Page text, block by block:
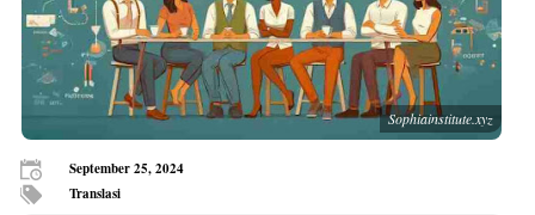
George Edward Moore
Kebebasan Sebagai Jembatan Transendensi: Menyelami
Filsafat Eksistensial Mulla Sadra
Sophiainstitute.xyz
September 25, 2024
Translasi